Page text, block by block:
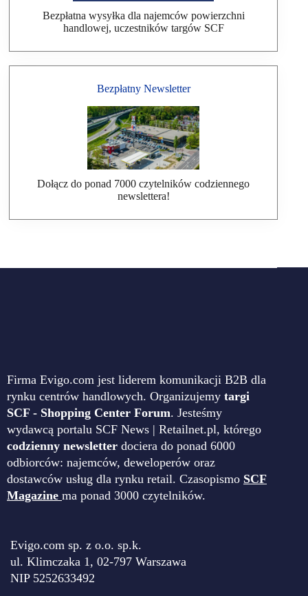
Bezpłatna wysyłka dla najemców powierzchni
handlowej, uczestników targów SCF
Bezpłatny Newsletter
Dołącz do ponad 7000 czytelników codziennego
newslettera!
Firma Evigo.com jest liderem komunikacji B2B dla
rynku centrów handlowych. Organizujemy targi
SCF - Shopping Center Forum. Jesteśmy
wydawcą portalu SCF News | Retailnet.pl, którego
codzienny newsletter dociera do ponad 6000
odbiorców: najemców, deweloperów oraz
dostawców usług dla rynku retail. Czasopismo SCF
Magazine ma ponad 3000 czytelników.
Evigo.com sp. z o.o. sp.k.
ul. Klimczaka 1, 02-797 Warszawa
NIP 5252633492